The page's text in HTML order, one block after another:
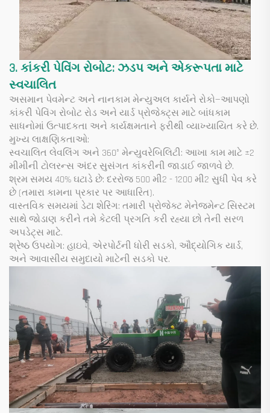
3. કાંકરી પેવિંગ રોબોટ: ઝડપ અને એકરૂપતા માટે
સ્વચાલિત
અસમાન પેવમેન્ટ અને નાનકામ મેન્યુઅલ કાર્યને રોકો—આપણો
કાંકરી પેવિંગ રોબોટ રોડ અને યાર્ડ પ્રોજેક્ટ્સ માટે બાંધકામ
સાધનોમાં ઉત્પાદકતા અને કાર્યક્ષમતાને ફરીથી વ્યાખ્યાયિત કરે છે.
મુખ્ય લાક્ષણિકતાઓ:
સ્વચાલિત લેવલિંગ અને 360° મેન્યુવરેબિલિટી: આખા કામ માટે ±2
મીમીની ટોલરન્સ અંદર સુસંગત કાંકરીની જાડાઈ જાળવે છે.
શ્રમ સમય 40% ઘટાડે છે: દરરોજ 500 મી2 - 1200 મી2 સુધી પેવ કરે
છે (તમારા કામના પ્રકાર પર આધારિત).
વાસ્તવિક સમયમાં ડેટા શેરિંગ: તમારી પ્રોજેક્ટ મેનેજમેન્ટ સિસ્ટમ
સાથે જોડાણ કરીને તમે કેટલી પ્રગતિ કરી રહ્યા છો તેની સરળ
અપડેટ્સ માટે.
શ્રેષ્ઠ ઉપયોગ: હાઇવે, એરપોર્ટની ધોરી સડકો, ઔદ્યોગિક યાર્ડ,
અને આવાસીય સમુદાયો માટેની સડકો પર.